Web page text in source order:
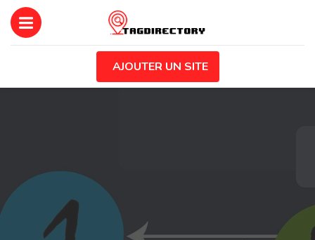
AJOUTER UN SITE